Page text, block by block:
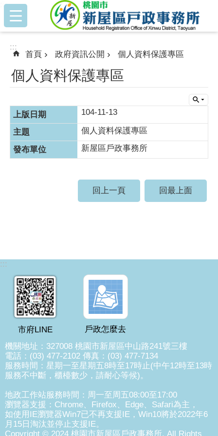
跳到主要內容區塊
:::
:::
首頁 政府資訊公開 個人資料保護專區
個人資料保護專區
104-11-13
個人資料保護專區
新屋區戶政事務所
回上一頁 回最上面
:::
市府LINE
戶政怎麼去
機關地址：327008 桃園市新屋區中山路241號三樓
電話：(03) 477-2102 傳真：(03) 477-7134
服務時間：星期一至星期五8時至17時止(中午12時至13時
服務不中斷，櫃檯數少，請耐心等候)。
地政工作站服務時間：周一至周五08:00至17:00
瀏覽器支援：Chrome、Firefox、Edge、Safari為主，
如使用IE瀏覽器Win7已不再支援IE，Win10將於2022年6
月15日淘汰並停止支援IE。
Copyright © 2024 桃園市新屋區戶政事務所. All Rights